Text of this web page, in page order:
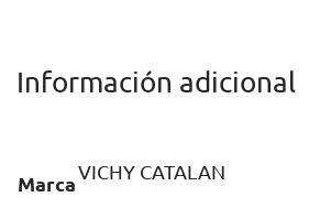
24U
Información adicional
Marca
VICHY CATALAN